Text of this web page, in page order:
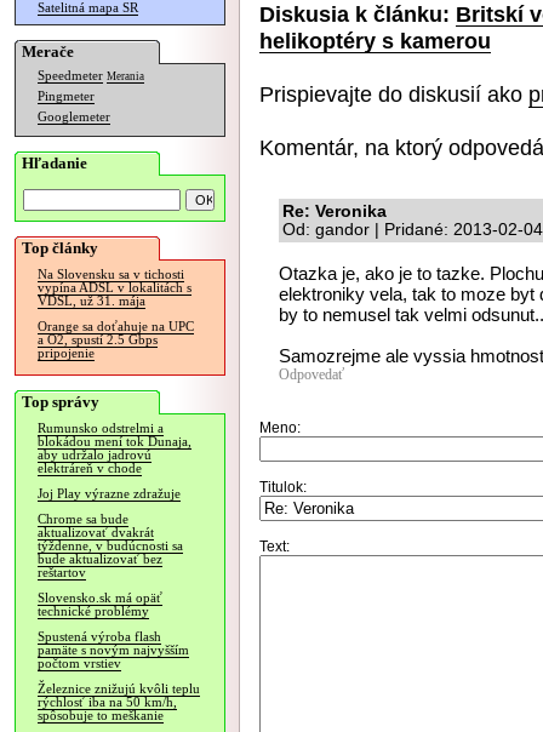
Satelitná mapa SR
Merače
Speedmeter Merania
Pingmeter
Googlemeter
Hľadanie
Top články
Na Slovensku sa v tichosti
vypína ADSL v lokalitách s
VDSL, už 31. mája
Orange sa doťahuje na UPC
a O2, spustí 2.5 Gbps
pripojenie
Top správy
Rumunsko odstrelmi a
blokádou mení tok Dunaja,
aby udržalo jadrovú
elektráreň v chode
Joj Play výrazne zdražuje
Chrome sa bude
aktualizovať dvakrát
týždenne, v budúcnosti sa
bude aktualizovať bez
reštartov
Slovensko.sk má opäť
technické problémy
Spustená výroba flash
pamäte s novým najvyšším
počtom vrstiev
Železnice znižujú kvôli teplu
rýchlosť iba na 50 km/h,
spôsobuje to meškanie
Diskusia k článku: Britskí
helikoptéry s kamerou
Prispievajte do diskusií ako
Komentár, na ktorý
Re: Veronika
Od: gandor | Pridané: 2013-02-
Otazka je, ako je to tazke.
elektroniky vela, tak to moze byt
by to nemusel tak velmi
Samozrejme ale vyssia
Odpovedať
Meno:
Titulok:
Text: